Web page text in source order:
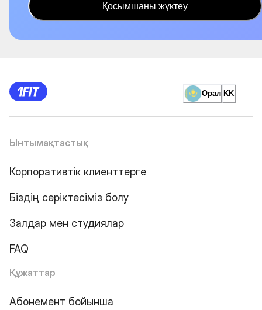
Қосымшаны жүктеу
Орал KK
Ынтымақтастық
Корпоративтік клиенттерге
Біздің серіктесіміз болу
Залдар мен студиялар
FAQ
Құжаттар
Абонемент бойынша